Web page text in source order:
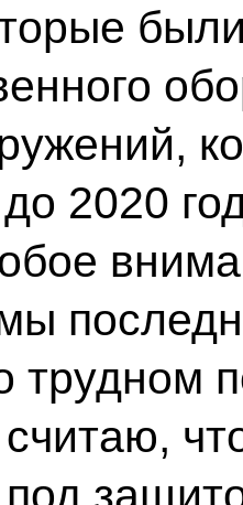
2020
трудном
считаю,